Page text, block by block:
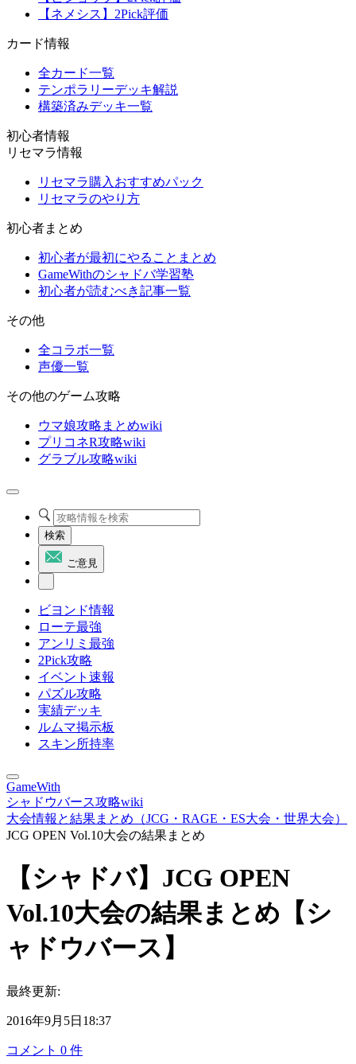
【ネメシス】2Pick評価
カード情報
全カード一覧
テンポラリーデッキ解説
構築済みデッキ一覧
初心者情報
リセマラ情報
リセマラ購入おすすめパック
リセマラのやり方
初心者まとめ
初心者が最初にやることまとめ
GameWithのシャドバ学習塾
初心者が読むべき記事一覧
その他
全コラボ一覧
声優一覧
その他のゲーム攻略
ウマ娘攻略まとめwiki
プリコネR攻略wiki
グラブル攻略wiki
検索
ご意見
ビヨンド情報
ローテ最強
アンリミ最強
2Pick攻略
イベント速報
パズル攻略
実績デッキ
ルムマ掲示板
スキン所持率
GameWith
シャドウバース攻略wiki
大会情報と結果まとめ（JCG・RAGE・ES大会・世界大会）
JCG OPEN Vol.10大会の結果まとめ
【シャドバ】JCG OPEN
Vol.10大会の結果まとめ【シ
ャドウバース】
最終更新:
2016年9月5日18:37
コメント 0 件